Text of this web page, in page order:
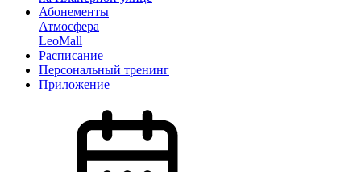
Абонементы
Атмосфера
LeoMall
Расписание
Персональный тренинг
Приложение